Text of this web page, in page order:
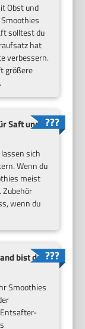
Obst und
solltest du
hat
verbessern.
größere
Saft und
sich
Wenn du
meist
Zubehör
wenn du
bist du
Smoothies